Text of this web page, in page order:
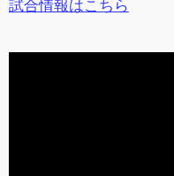
試合情報はこちら